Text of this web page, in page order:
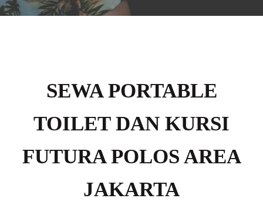
SEWA PORTABLE
TOILET DAN KURSI
FUTURA POLOS AREA
JAKARTA